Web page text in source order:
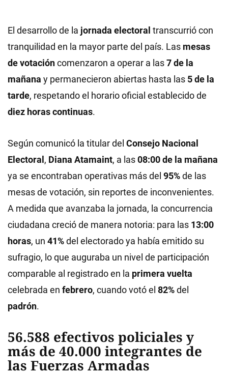
El desarrollo de la jornada electoral transcurrió con
tranquilidad en la mayor parte del país. Las mesas
de votacióncomenzaron a operar a las7 de la
mañana y permanecieron abiertas hasta las 5 de la
tarde, respetando el horario oficial establecido de
diez horas continuas.
Según comunicó la titular del Consejo Nacional
Electoral, Diana Atamaint, a las08:00 de la mañana
ya se encontraban operativas más del 95%de las
mesas de votación, sin reportes de inconvenientes.
A medida que avanzaba la jornada, la concurrencia
ciudadana creció de manera notoria: para las 13:00
horas, un 41%del electorado ya había emitido su
sufragio, lo que auguraba un nivel de participación
comparable al registrado en la primera vuelta
celebrada en febrero, cuando votó el 82%del
padrón.
56.588 efectivos policiales y
más de 40.000 integrantes de
las Fuerzas Armadas